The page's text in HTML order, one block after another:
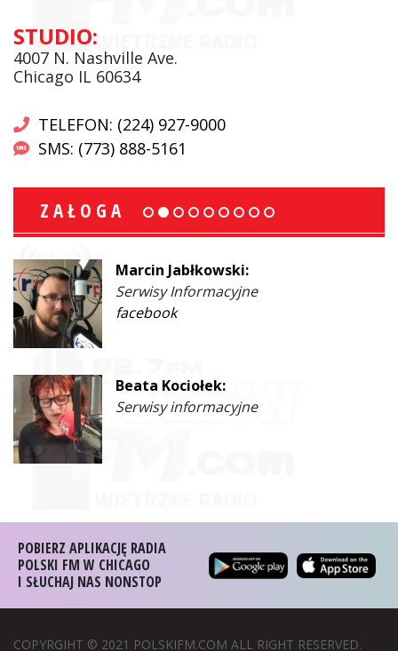
STUDIO:
4007 N. Nashville Ave.
Chicago IL 60634
TELEFON: (224) 927-9000
SMS: (773) 888-5161
ZAŁOGA
Marcin Jabłkowski:
Serwisy Informacyjne
facebook
Beata Kociołek:
Serwisy informacyjne
POBIERZ APLIKACJĘ RADIA
POLSKI FM W CHICAGO
I SŁUCHAJ NAS NONSTOP
COPYRGIHT © 2021 POLSKIFM.COM ALL RIGHT RESERVED.